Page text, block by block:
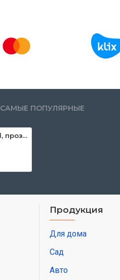
САМЫЕ ПОПУЛЯРНЫЕ
Силикон Ceys Neutral, прозрачный, 280 мл
Продукция
Для дома
Сад
Авто